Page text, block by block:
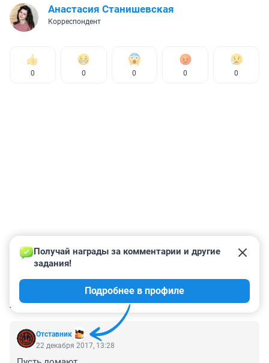
Анастасия Станишевская
Корреспондент
0 0 0 0 0
КОММЕНТАРИИ 3
Отставник
Получай награды за комментарии и другие
задания!
Подробнее в профиле
22 декабря 2017, 13:28